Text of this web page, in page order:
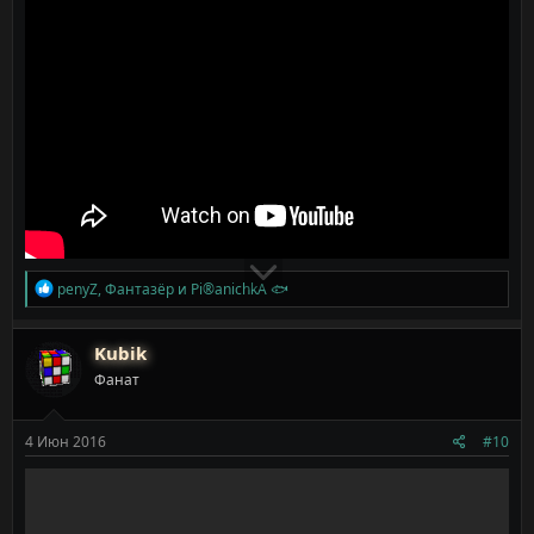
Р
е
а
ц
и
penyZ,Фантазёр и Pi®anichkA 🐟
Kubik
Фанат
4 Июн 2016 #10